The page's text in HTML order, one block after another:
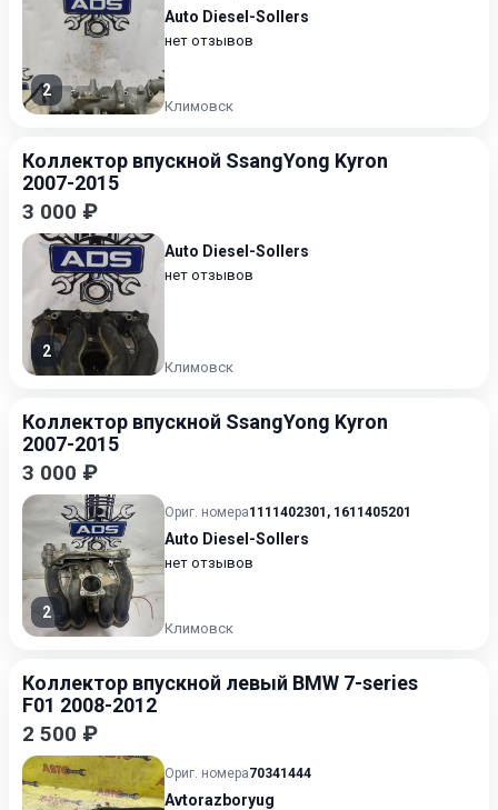
2
Auto Diesel-Sollers
нет отзывов
Климовск
Коллектор впускной SsangYong Kyron
2007-2015
3 000 ₽
2
Auto Diesel-Sollers
нет отзывов
Климовск
Коллектор впускной SsangYong Kyron
2007-2015
3 000 ₽
2
Ориг. номера1111402301 , 1611405201
Auto Diesel-Sollers
нет отзывов
Климовск
Коллектор впускной левый BMW 7-series
F01 2008-2012
2 500 ₽
Ориг. номера70341444
Avtorazboryug